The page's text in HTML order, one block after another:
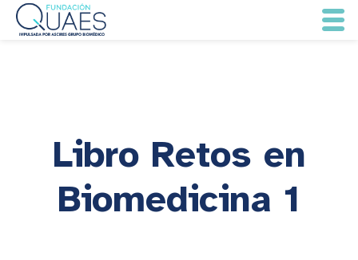
Libro Retos en
Biomedicina 1